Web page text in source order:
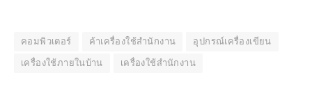
คอมพิวเตอร์ ค้าเครื่องใช้สำนักงาน
อุปกรณ์เครื่องเขียน
เครื่องใช้ภายในบ้าน
เครื่องใช้สำนักงาน